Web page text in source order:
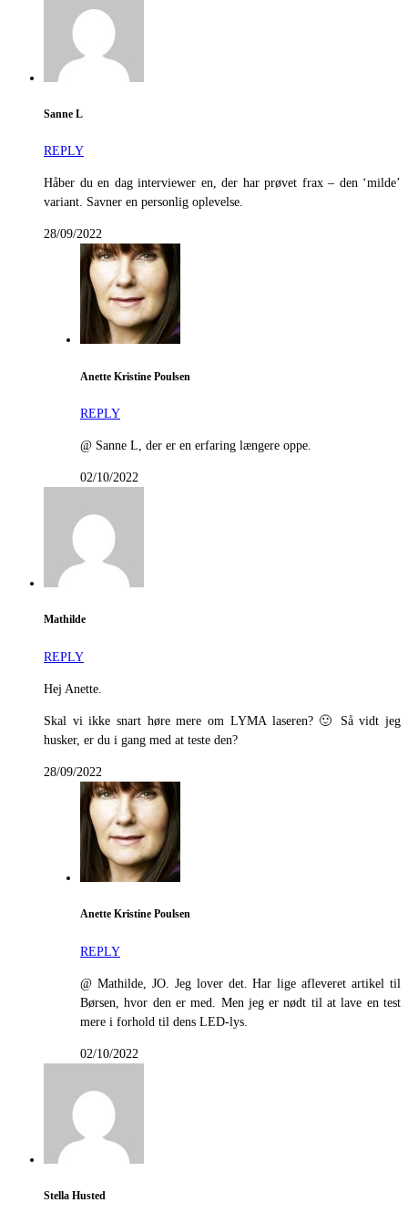
Sanne L
REPLY
Håber du en dag interviewer en, der har prøvet frax – den ‘milde’
variant. Savner en personlig oplevelse.
28/09/2022
Anette Kristine Poulsen
REPLY
@ Sanne L, der er en erfaring længere oppe.
02/10/2022
Mathilde
REPLY
Hej Anette.
Skal vi ikke snart høre mere om LYMA laseren? 🙂 Så vidt jeg
husker, er du i gang med at teste den?
28/09/2022
Anette Kristine Poulsen
REPLY
@ Mathilde, JO. Jeg lover det. Har lige afleveret artikel til
Børsen, hvor den er med. Men jeg er nødt til at lave en test
mere i forhold til dens LED-lys.
02/10/2022
Stella Husted